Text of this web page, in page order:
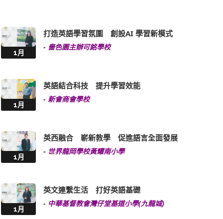
1月
打造英語學習氛圍 創設AI 學習新模式
- 嗇色園主辦可銘學校
1月
英語結合科技 提升學習效能
- 新會商會學校
1月
英西融合 嶄新教學 促進語言全面發展
- 世界龍岡學校黃耀南小學
1月
英文連繫生活 打好英語基礎
- 中華基督教會灣仔堂基道小學(九龍城)